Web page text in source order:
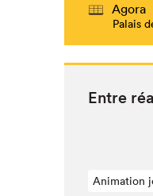
Agora
Palais
Entre
Animation